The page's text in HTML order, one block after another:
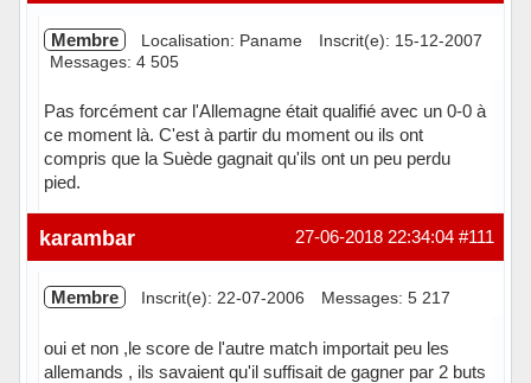
Membre Localisation: Paname
Inscrit(e): 15-12-2007
Messages: 4 505
Pas forcément car l'Allemagne était qualifié avec un 0-0 à
ce moment là. C'est à partir du moment ou ils ont
compris que la Suède gagnait qu'ils ont un peu perdu
pied.
Hors ligne #111
27-06-2018 22:34:04
karambar
Membre Inscrit(e): 22-07-2006 Messages: 5 217
oui et non ,le score de l'autre match importait peu les
allemands , ils savaient qu'il suffisait de gagner par 2 buts